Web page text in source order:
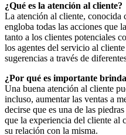
¿Qué es la atención al cliente?
La atención al cliente, conocida
engloba todas las acciones que
tanto a los clientes potenciales
los agentes del servicio al
sugerencias a través de
¿Por qué es importante
Una buena atención al cliente
incluso, aumentar las ventas a
decirse que es una de las
que la experiencia del cliente al
su relación con la misma.